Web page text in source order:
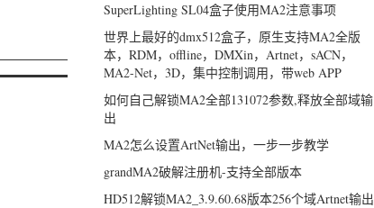
SuperLighting SL04盒子使用MA2注意事项
世界上最好的dmx512盒子，原生支持MA2全版
本，RDM，offline，DMXin，Artnet，sACN，
MA2-Net，3D，集中控制调用，带web APP
如何自己解锁MA2全部131072参数,释放全部域输
出
MA2怎么设置ArtNet输出，一步一步教学
grandMA2破解注册机-支持全部版本
HD512解锁MA2_3.9.60.68版本256个域Artnet输出